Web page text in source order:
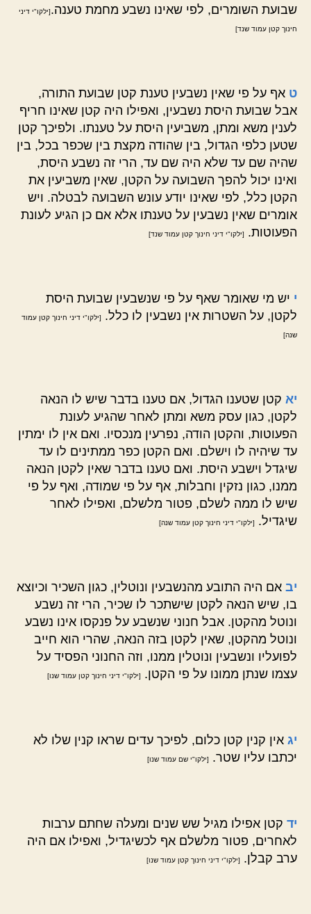
שבועת השומרים, לפי שאינו נשבע מחמת טענה.[ילקו"י דיני
חינוך קטן עמוד שנד]
ט אף על פי שאין נשבעין טענת קטן שבועת התורה,
אבל שבועת היסת נשבעין, ואפילו היה קטן שאינו חריף
לענין משא ומתן, משביעין היסת על טענתו. ולפיכך קטן
שטען כלפי הגדול, בין שהודה מקצת בין שכפר בכל, בין
שהיה שם עד שלא היה שם עד, הרי זה נשבע היסת,
ואינו יכול להפך השבועה על הקטן, שאין משביעין את
הקטן כלל, לפי שאינו יודע עונש השבועה לבטלה. ויש
אומרים שאין נשבעין על טענתו אלא אם כן הגיע לעונת
הפעוטות.
[ילקו"י דיני חינוך קטן עמוד שנד]
י יש מי שאומר שאף על פי שנשבעין שבועת היסת
לקטן, על השטרות אין נשבעין לו כלל.
[ילקו"י דיני חינוך קטן עמוד
שנה]
יא קטן שטענו הגדול, אם טענו בדבר שיש לו הנאה
לקטן, כגון עסק משא ומתן לאחר שהגיע לעונת
הפעוטות, והקטן הודה, נפרעין מנכסיו. ואם אין לו ימתין
עד שיהיה לו וישלם. ואם הקטן כפר ממתינים לו עד
שיגדל וישבע היסת. ואם טענו בדבר שאין לקטן הנאה
ממנו, כגון נזקין וחבלות, אף על פי שמודה, ואף על פי
שיש לו ממה לשלם, פטור מלשלם, ואפילו לאחר
שיגדיל.
[ילקו"י דיני חינוך קטן עמוד שנה]
יב אם היה התובע מהנשבעין ונוטלין, כגון השכיר וכיוצא
בו, שיש הנאה לקטן שישתכר לו שכיר, הרי זה נשבע
ונוטל מהקטן. אבל חנוני שנשבע על פנקסו אינו נשבע
ונוטל מהקטן, שאין לקטן בזה הנאה, שהרי הוא חייב
לפועליו ונשבעין ונוטלין ממנו, וזה החנוני הפסיד על
עצמו שנתן ממונו על פי הקטן.
[ילקו"י דיני חינוך קטן עמוד שנו]
יג אין קנין קטן כלום, לפיכך עדים שראו קנין שלו לא
יכתבו עליו שטר.
[ילקו"י שם עמוד שנו]
יד קטן אפילו מגיל שש שנים ומעלה שחתם ערבות
לאחרים, פטור מלשלם אף לכשיגדיל, ואפילו אם היה
ערב קבלן.
[ילקו"י דיני חינוך קטן עמוד שנו]